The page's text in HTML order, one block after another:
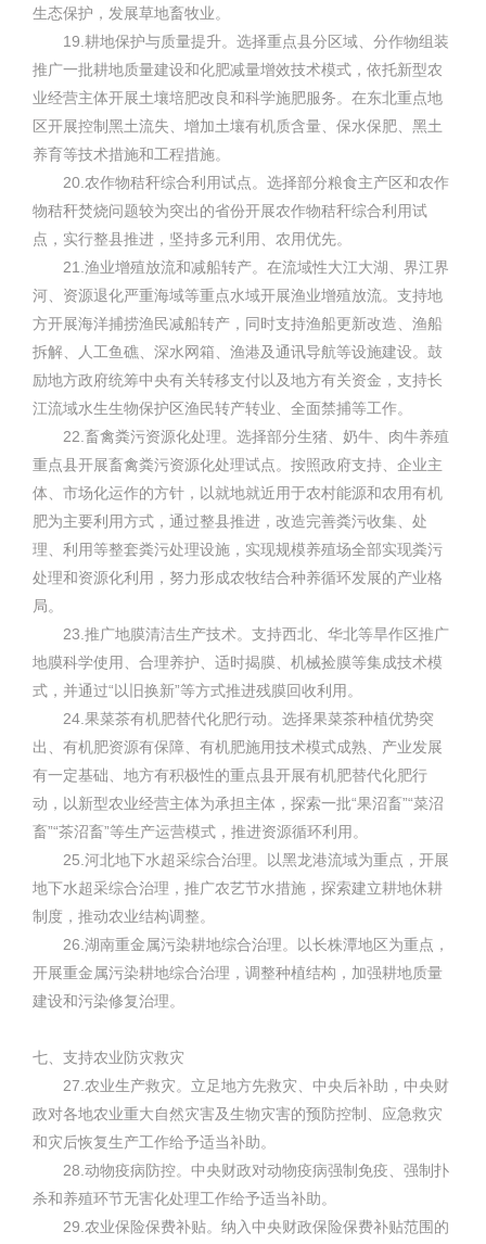
生态保护，发展草地畜牧业。
19.耕地保护与质量提升。选择重点县分区域、分作物组装
推广一批耕地质量建设和化肥减量增效技术模式，依托新型农
业经营主体开展土壤培肥改良和科学施肥服务。在东北重点地
区开展控制黑土流失、增加土壤有机质含量、保水保肥、黑土
养育等技术措施和工程措施。
20.农作物秸秆综合利用试点。选择部分粮食主产区和农作
物秸秆焚烧问题较为突出的省份开展农作物秸秆综合利用试
点，实行整县推进，坚持多元利用、农用优先。
21.渔业增殖放流和减船转产。在流域性大江大湖、界江界
河、资源退化严重海域等重点水域开展渔业增殖放流。支持地
方开展海洋捕捞渔民减船转产，同时支持渔船更新改造、渔船
拆解、人工鱼礁、深水网箱、渔港及通讯导航等设施建设。鼓
励地方政府统筹中央有关转移支付以及地方有关资金，支持长
江流域水生生物保护区渔民转产转业、全面禁捕等工作。
22.畜禽粪污资源化处理。选择部分生猪、奶牛、肉牛养殖
重点县开展畜禽粪污资源化处理试点。按照政府支持、企业主
体、市场化运作的方针，以就地就近用于农村能源和农用有机
肥为主要利用方式，通过整县推进，改造完善粪污收集、处
理、利用等整套粪污处理设施，实现规模养殖场全部实现粪污
处理和资源化利用，努力形成农牧结合种养循环发展的产业格
局。
23.推广地膜清洁生产技术。支持西北、华北等旱作区推广
地膜科学使用、合理养护、适时揭膜、机械捡膜等集成技术模
式，并通过“以旧换新”等方式推进残膜回收利用。
24.果菜茶有机肥替代化肥行动。选择果菜茶种植优势突
出、有机肥资源有保障、有机肥施用技术模式成熟、产业发展
有一定基础、地方有积极性的重点县开展有机肥替代化肥行
动，以新型农业经营主体为承担主体，探索一批“果沼畜”“菜沼
畜”“茶沼畜”等生产运营模式，推进资源循环利用。
25.河北地下水超采综合治理。以黑龙港流域为重点，开展
地下水超采综合治理，推广农艺节水措施，探索建立耕地休耕
制度，推动农业结构调整。
26.湖南重金属污染耕地综合治理。以长株潭地区为重点，
开展重金属污染耕地综合治理，调整种植结构，加强耕地质量
建设和污染修复治理。
七、支持农业防灾救灾
27.农业生产救灾。立足地方先救灾、中央后补助，中央财
政对各地农业重大自然灾害及生物灾害的预防控制、应急救灾
和灾后恢复生产工作给予适当补助。
28.动物疫病防控。中央财政对动物疫病强制免疫、强制扑
杀和养殖环节无害化处理工作给予适当补助。
29.农业保险保费补贴。纳入中央财政保险保费补贴范围的